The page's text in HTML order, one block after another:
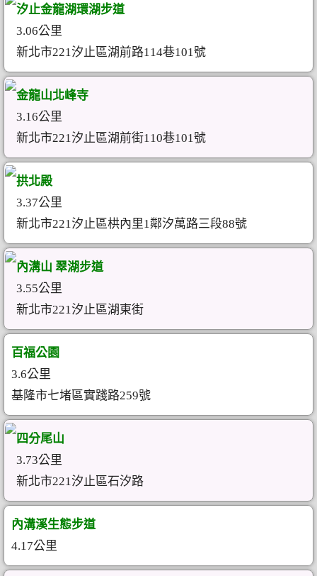
汐止金龍湖環湖步道
3.06公里
新北市221汐止區湖前路114巷101號
金龍山北峰寺
3.16公里
新北市221汐止區湖前街110巷101號
拱北殿
3.37公里
新北市221汐止區栱內里1鄰汐萬路三段88號
內溝山 翠湖步道
3.55公里
新北市221汐止區湖東街
百福公園
3.6公里
基隆市七堵區實踐路259號
四分尾山
3.73公里
新北市221汐止區石汐路
內溝溪生態步道
4.17公里